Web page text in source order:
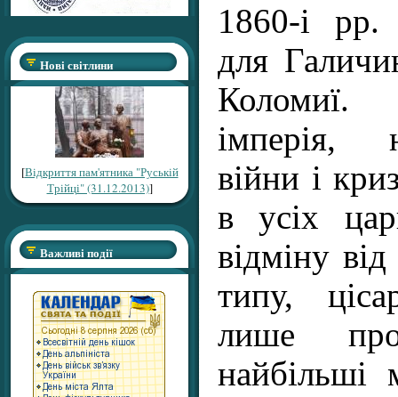
Нові світлини
[Відкриття пам'ятника "Руській
Трійці" (31.12.2013)]
Важливі події
1860-і рр.
для
Коломиї.
імперія,
війни і
в усіх
відміну
типу,
лише
найбільші